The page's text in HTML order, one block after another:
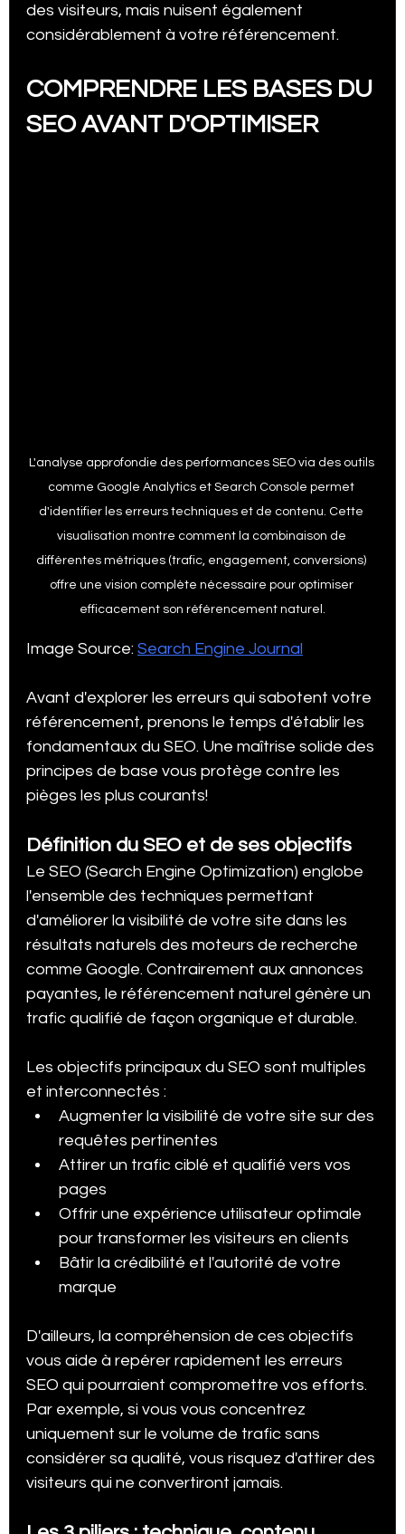
des visiteurs, mais nuisent également
considérablement à votre référencement.
COMPRENDRE LES BASES DU
SEO AVANT D'OPTIMISER
L'analyse approfondie des performances SEO via des outils
comme Google Analytics et Search Console permet
d'identifier les erreurs techniques et de contenu. Cette
visualisation montre comment la combinaison de
différentes métriques (trafic, engagement, conversions)
offre une vision complète nécessaire pour optimiser
efficacement son référencement naturel.
Image Source: Search Engine Journal
Avant d'explorer les erreurs qui sabotent votre
référencement, prenons le temps d'établir les
fondamentaux du SEO. Une maîtrise solide des
principes de base vous protège contre les
pièges les plus courants!
Définition du SEO et de ses objectifs
Le SEO (Search Engine Optimization) englobe
l'ensemble des techniques permettant
d'améliorer la visibilité de votre site dans les
résultats naturels des moteurs de recherche
comme Google. Contrairement aux annonces
payantes, le référencement naturel génère un
trafic qualifié de façon organique et durable.
Les objectifs principaux du SEO sont multiples
et interconnectés :
Augmenter la visibilité de votre site sur des
requêtes pertinentes
Attirer un trafic ciblé et qualifié vers vos
pages
Offrir une expérience utilisateur optimale
pour transformer les visiteurs en clients
Bâtir la crédibilité et l'autorité de votre
marque
D'ailleurs, la compréhension de ces objectifs
vous aide à repérer rapidement les erreurs
SEO qui pourraient compromettre vos efforts.
Par exemple, si vous vous concentrez
uniquement sur le volume de trafic sans
considérer sa qualité, vous risquez d'attirer des
visiteurs qui ne convertiront jamais.